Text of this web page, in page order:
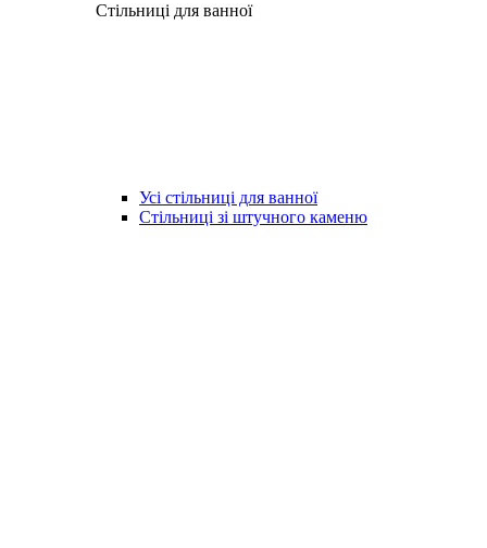
Стільниці для ванної
Усі стільниці для ванної
Стільниці зі штучного каменю